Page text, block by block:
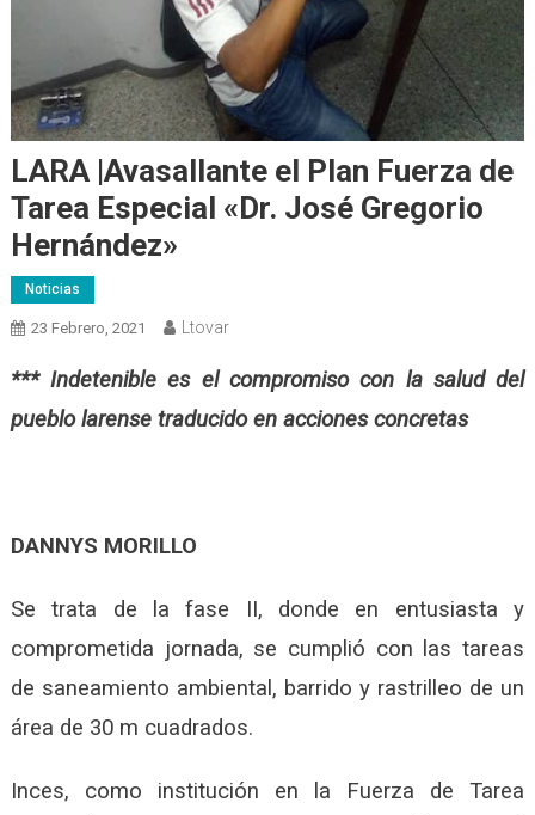
LARA |Avasallante el Plan Fuerza de
Tarea Especial «Dr. José Gregorio
Hernández»
Noticias
23 Febrero, 2021 Ltovar
*** Indetenible es el compromiso con la salud del
pueblo larense traducido en acciones concretas
DANNYS MORILLO
Se trata de la fase II, donde en entusiasta y
comprometida jornada, se cumplió con las tareas
de saneamiento ambiental, barrido y rastrilleo de un
área de 30 m cuadrados.
Inces, como institución en la Fuerza de Tarea